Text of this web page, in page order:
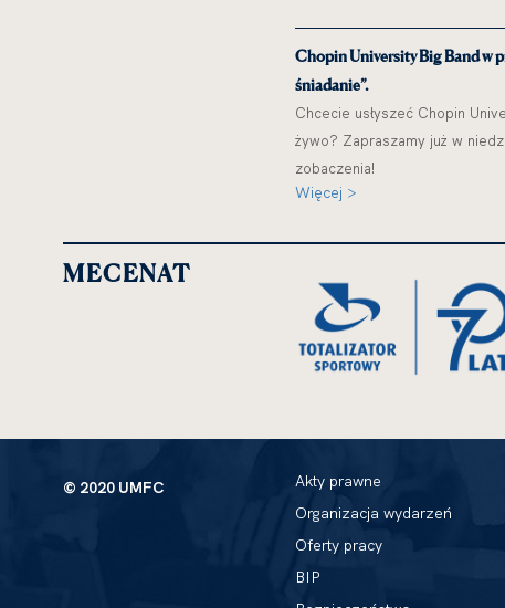
Chopin University Big Band w
śniadanie”.
Chcecie usłyszeć Chopin
żywo? Zapraszamy już w
zobaczenia!
Więcej >
MECENAT
© 2020 UMFC
Akty prawne
Organizacja wydarzeń
Oferty pracy
BIP